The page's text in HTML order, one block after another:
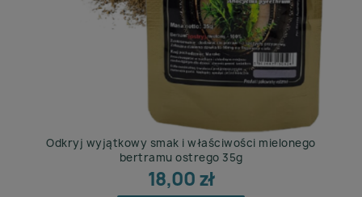
Odkryj wyjątkowy smak i właściwości mielonego
bertramu ostrego 35g
18,00 zł